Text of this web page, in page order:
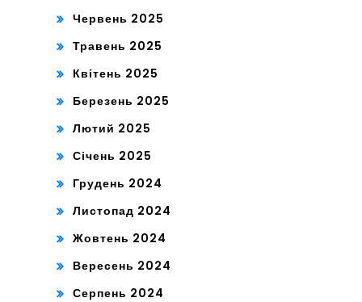
Червень 2025
Травень 2025
Квітень 2025
Березень 2025
Лютий 2025
Січень 2025
Грудень 2024
Листопад 2024
Жовтень 2024
Вересень 2024
Серпень 2024